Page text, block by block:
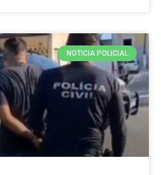
NOTICIA POLICIAL